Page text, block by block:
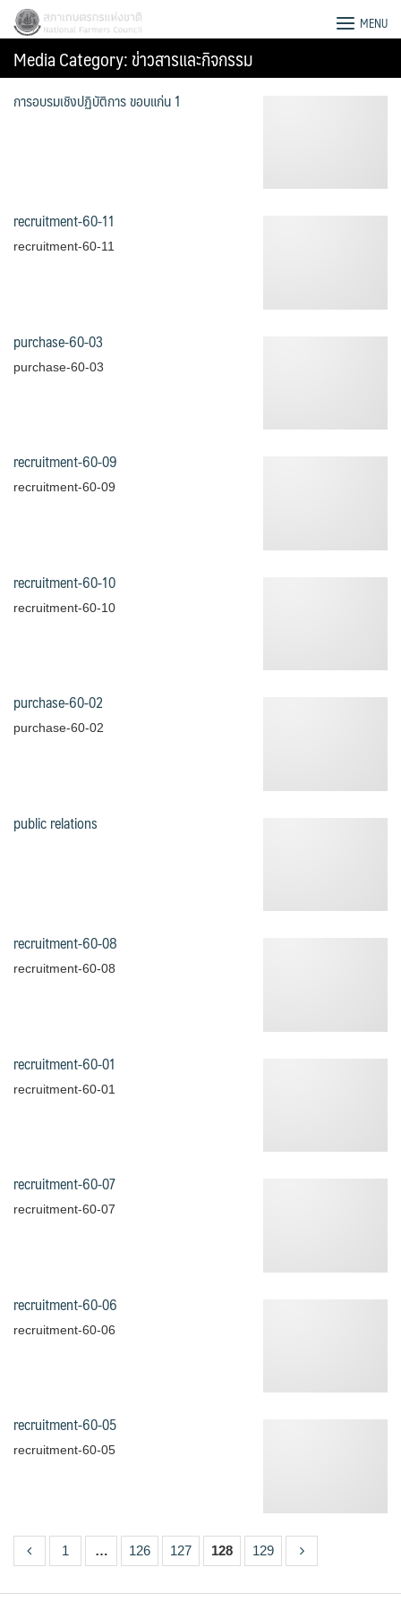
Skip
content
Search
for:
สภาเกษตรกรแห่งชาติ MENU
Media Category:ข่าวสารและกิจกรรม
การอบรมเชิงปฏิบัติการ ขอบแก่น 1
recruitment-60-11
recruitment-60-11
purchase-60-03
purchase-60-03
recruitment-60-09
recruitment-60-09
recruitment-60-10
recruitment-60-10
purchase-60-02
purchase-60-02
public relations
recruitment-60-08
recruitment-60-08
recruitment-60-01
recruitment-60-01
recruitment-60-07
recruitment-60-07
recruitment-60-06
recruitment-60-06
recruitment-60-05
recruitment-60-05
1 … 126 127 128 129